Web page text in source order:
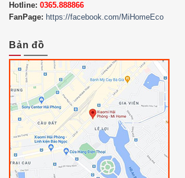
Hotline: 0365.888866
FanPage: https://facebook.com/MiHomeEco
Bản đồ